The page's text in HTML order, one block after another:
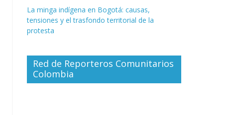
La minga indígena en Bogotá: causas,
tensiones y el trasfondo territorial de la
protesta
Red de Reporteros Comunitarios
Colombia